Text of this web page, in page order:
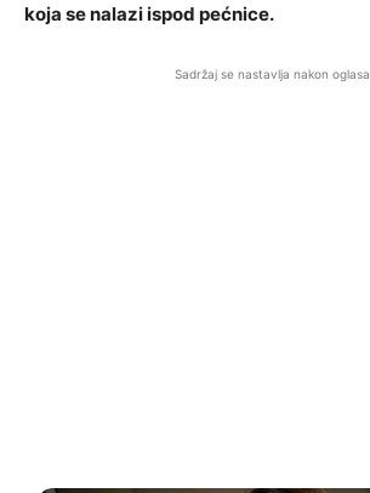
koja se nalazi ispod pećnice.
Sadržaj se nastavlja nakon oglasa